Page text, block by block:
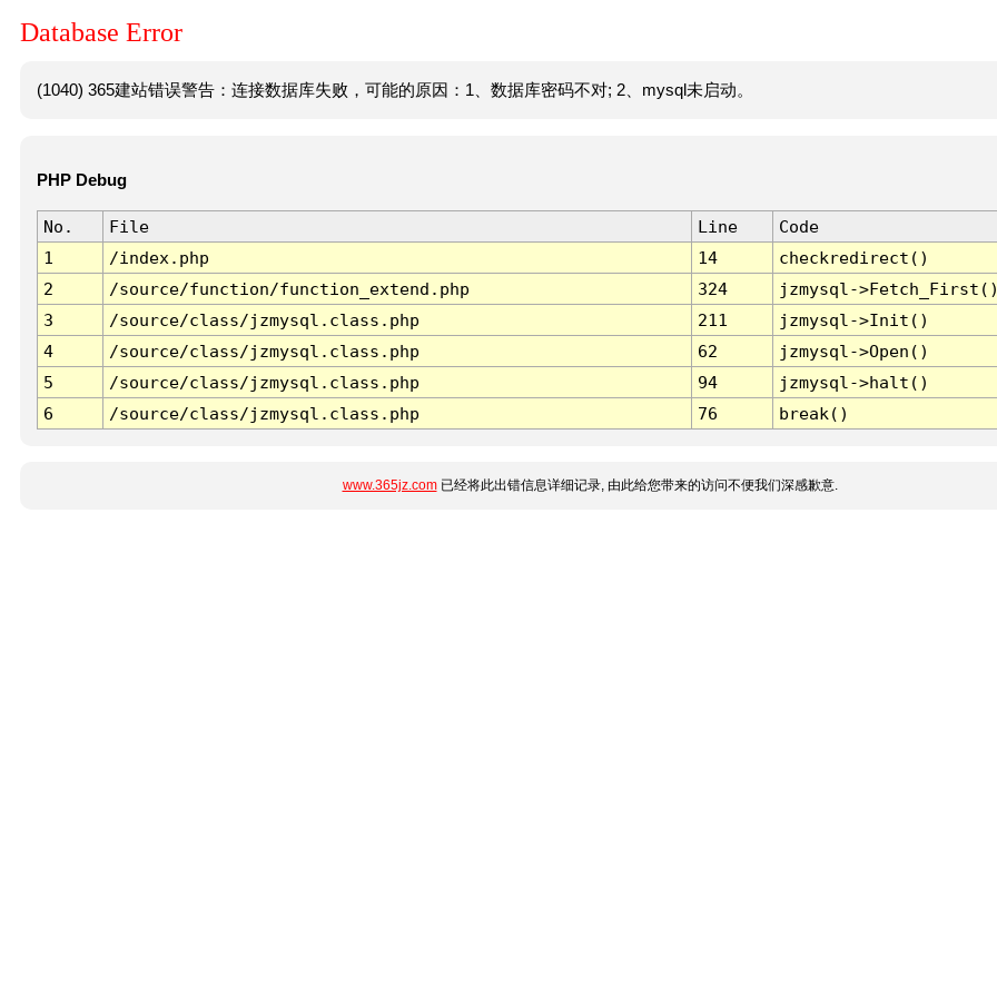
Database Error
(1040) 365建站错误警告：连接数据库失败，可能的原因：1、数据库密码不对; 2、mysql未启动。
PHP Debug
No. File Line
Code
1
/index.php 14
checkredirect()
2
/source/function/function_extend.php 324
jzmysql-
3
/source/class/jzmysql.class.php 211
jzmysql->Init()
4
/source/class/jzmysql.class.php 62
jzmysql->Open()
5
/source/class/jzmysql.class.php 94
jzmysql->halt()
6
/source/class/jzmysql.class.php 76 break()
www.365jz.com已经将此出错信息详细记录, 由此给您带来的访问不便我们深感歉意.